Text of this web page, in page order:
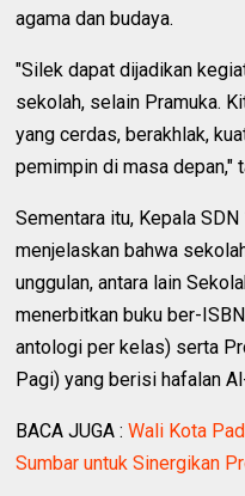
agama dan budaya.
"Silek dapat dijadikan
sekolah, selain Pramuka.
yang cerdas, berakhlak,
pemimpin di masa depan,"
Sementara itu, Kepala
menjelaskan bahwa
unggulan, antara lain
menerbitkan buku ber-
antologi per kelas) serta
Pagi) yang berisi hafalan
BACA JUGA :Wali Kota
Sumbar untuk Sinergikan